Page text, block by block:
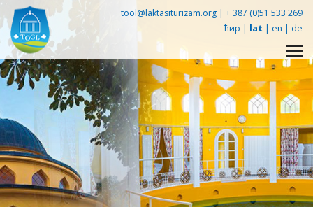
tool@laktasiturizam.org | + 387 (0)51 533 269
ћир | lat | en | de